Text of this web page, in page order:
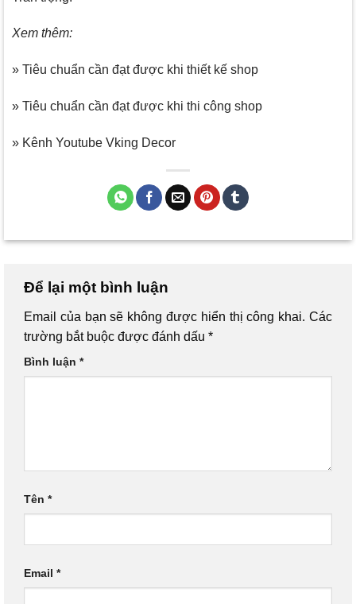
Xem thêm:
» Tiêu chuẩn cần đạt được khi thiết kế shop
» Tiêu chuẩn cần đạt được khi thi công shop
» Kênh Youtube Vking Decor
Để lại một bình luận
Email của bạn sẽ không được hiển thị công khai. Các
trường bắt buộc được đánh dấu *
Bình luận *
Tên *
Email *